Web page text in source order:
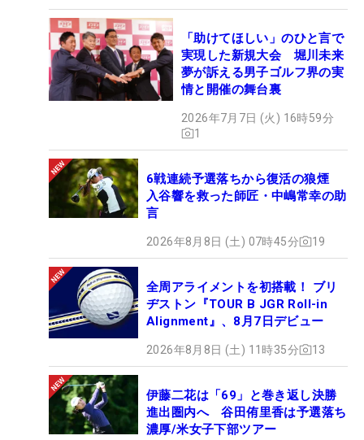
「助けてほしい」のひと言で
実現した新規大会 堀川未来
夢が訴える男子ゴルフ界の実
情と開催の舞台裏
2026年7月7日 (火) 16時59分
1
6戦連続予選落ちから復活の狼煙
入谷響を救った師匠・中嶋常幸の助
言
2026年8月8日 (土) 07時45分 19
全周アライメントを初搭載！ ブリ
ヂストン『TOUR B JGR Roll-in
Alignment』、8月7日デビュー
2026年8月8日 (土) 11時35分 13
伊藤二花は「69」と巻き返し決勝
進出圏内へ 谷田侑里香は予選落ち
濃厚/米女子下部ツアー